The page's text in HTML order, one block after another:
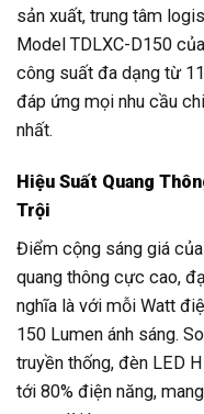
sản xuất, trung tâm
Model TDLXC-D150
công suất đa dạng từ
đáp ứng mọi nhu cầu
nhất.
Hiệu Suất Quang
Trội
Điểm cộng sáng giá
quang thông cực cao,
nghĩa là với mỗi Watt
150 Lumen ánh sáng.
truyền thống, đèn LED
tới 80% điện năng,